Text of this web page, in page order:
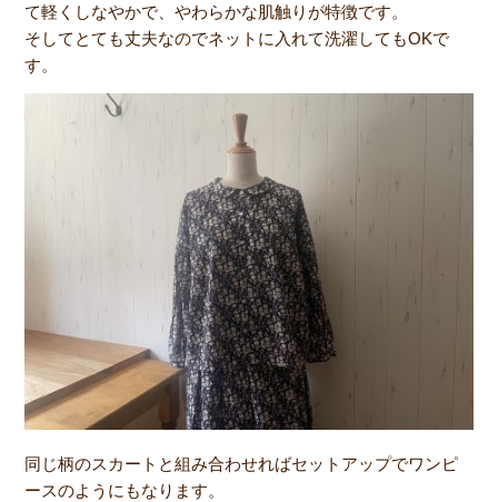
て軽くしなやかで、やわらかな肌触りが特徴です。
そしてとても丈夫なのでネットに入れて洗濯してもOKで
す。
同じ柄のスカートと組み合わせればセットアップでワンピ
ースのようにもなります。